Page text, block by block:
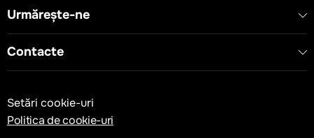
Urmărește-ne
Contacte
Setări cookie-uri
Politica de cookie-uri